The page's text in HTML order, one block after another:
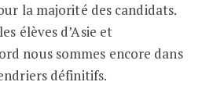
la majorité des candidats.
élèves d’Asie et
nous sommes encore dans
définitifs.